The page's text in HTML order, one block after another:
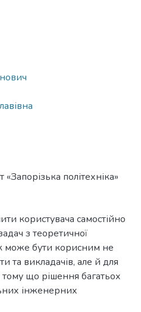
політехніка»
користувача самостійно
з теоретичної
може бути корисним не
та викладачів, але й для
що рішення багатьох
інженерних